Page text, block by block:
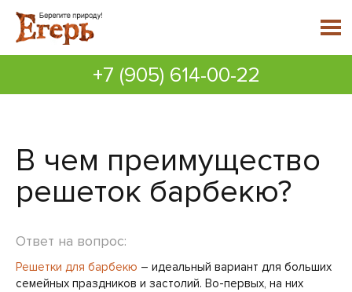
+7 (905) 614-00-22
В чем преимущество
решеток барбекю?
Ответ на вопрос:
Решетки для барбекю – идеальный вариант для больших
семейных праздников и застолий. Во-первых, на них